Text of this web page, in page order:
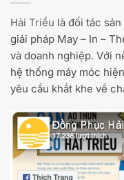
Hải Triều là đối tác
giải pháp May – In –
và doanh nghiệp. Với
hệ thống máy móc
yêu cầu khắt khe về